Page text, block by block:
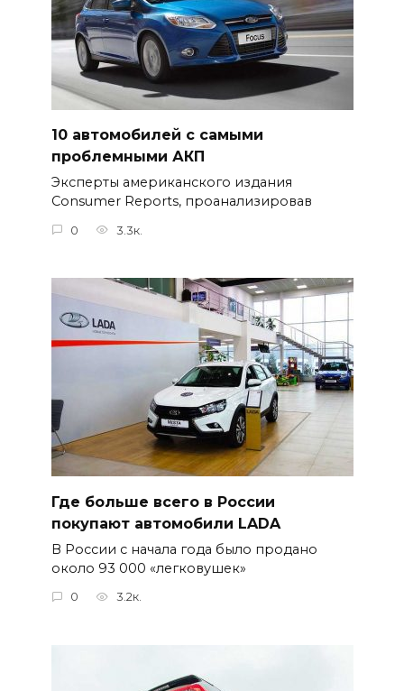
10 автомобилей с самыми
проблемными АКП
Эксперты американского издания
Consumer Reports, проанализировав
0 3.3к.
Где больше всего в России
покупают автомобили LADA
В России с начала года было продано
около 93 000 «легковушек»
0 3.2к.